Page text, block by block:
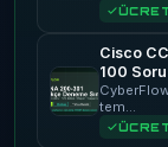
Cisco
100
tem…